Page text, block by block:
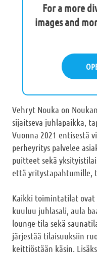
For a more
images and
Vehryt Nouka on
sijaitseva juhlapaikka,
Vuonna 2021 entisestä
perheyritys palvelee
puitteet sekä
että yritystapahtumille,
Kaikki toimintatilat ovat
kuuluu juhlasali, aula
lounge-tila sekä
järjestää tilaisuuksiin
keittiöstään käsin.